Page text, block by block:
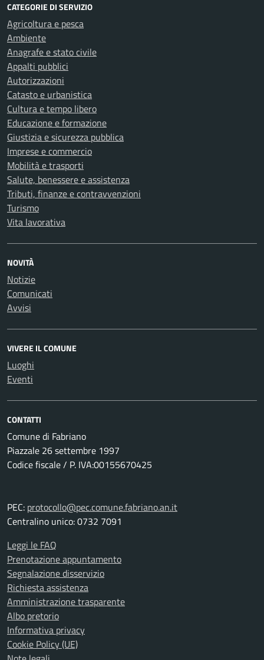
CATEGORIE DI SERVIZIO
Agricoltura e pesca
Ambiente
Anagrafe e stato civile
Appalti pubblici
Autorizzazioni
Catasto e urbanistica
Cultura e tempo libero
Educazione e formazione
Giustizia e sicurezza pubblica
Imprese e commercio
Mobilità e trasporti
Salute, benessere e assistenza
Tributi, finanze e contravvenzioni
Turismo
Vita lavorativa
NOVITÀ
Notizie
Comunicati
Avvisi
VIVERE IL COMUNE
Luoghi
Eventi
CONTATTI
Comune di Fabriano
Piazzale 26 settembre 1997
Codice fiscale / P. IVA:00155670425
PEC: protocollo@pec.comune.fabriano.an.it
Centralino unico: 0732 7091
Leggi le FAQ
Prenotazione appuntamento
Segnalazione disservizio
Richiesta assistenza
Amministrazione trasparente
Albo pretorio
Informativa privacy
Cookie Policy (UE)